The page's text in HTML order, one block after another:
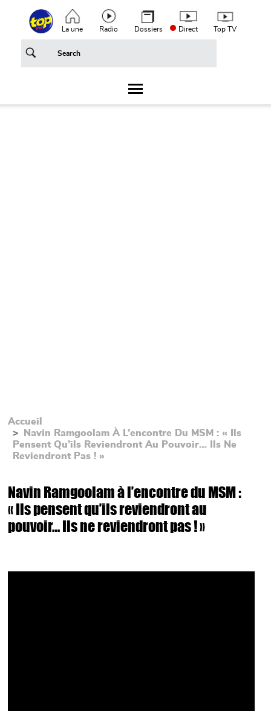
Aller au contenu principalTop header menu
La une Radio Dossiers Direct Top TV
Accueil
Navin Ramgoolam À L’encontre Du MSM : « Ils
Pensent Qu’ils Reviendront Au Pouvoir… Ils Ne
Reviendront Pas ! »
Navin Ramgoolam à l’encontre du MSM :
« Ils pensent qu’ils reviendront au
pouvoir… Ils ne reviendront pas ! »